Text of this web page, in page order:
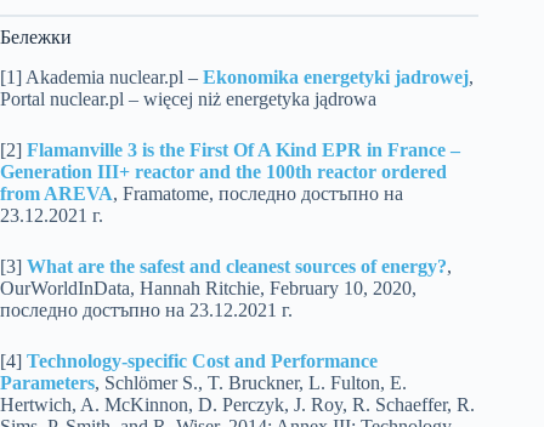
Бележки
[1] Akademia nuclear.pl – Ekonomika energetyki jadrowej,
Portal nuclear.pl – więcej niż energetyka jądrowa
[2] Flamanville 3 is the First Of A Kind EPR in France –
Generation III+ reactor and the 100th reactor ordered
from AREVA, Framatome, последно достъпно на
23.12.2021 г.
[3] What are the safest and cleanest sources of energy?,
OurWorldInData, Hannah Ritchie, February 10, 2020,
последно достъпно на 23.12.2021 г.
[4] Technology-specific Cost and Performance
Parameters, Schlömer S., T. Bruckner, L. Fulton, E.
Hertwich, A. McKinnon, D. Perczyk, J. Roy, R. Schaeffer, R.